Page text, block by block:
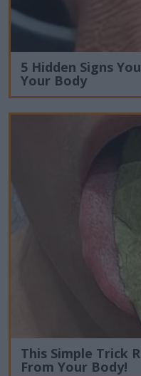
5 Hidden Signs
Your Body
This Simple Trick
From Your Body!